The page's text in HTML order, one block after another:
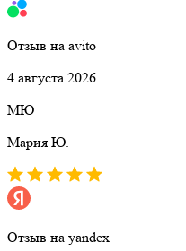
Отзыв на avito
4 августа 2026
МЮ
Мария Ю.
Отзыв на yandex